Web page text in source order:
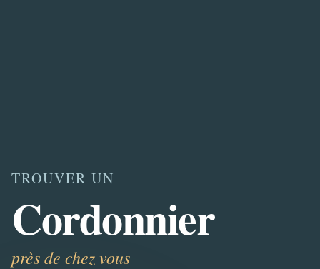
TROUVER UN
Cordonnier
près de chez vous